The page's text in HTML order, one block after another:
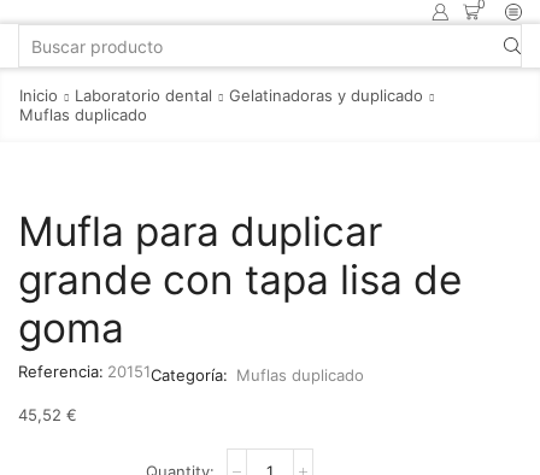
0
Inicio Laboratorio dental
Gelatinadoras y duplicado
Muflas duplicado
Mufla para duplicar
grande con tapa lisa de
goma
Referencia: 20151Categoría: Muflas duplicado
45,52 €